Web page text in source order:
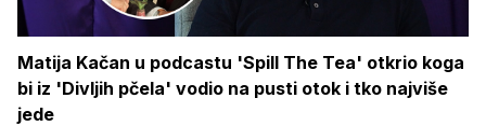
Matija Kačan u podcastu 'Spill The Tea' otkrio koga
bi iz 'Divljih pčela' vodio na pusti otok i tko najviše
jede